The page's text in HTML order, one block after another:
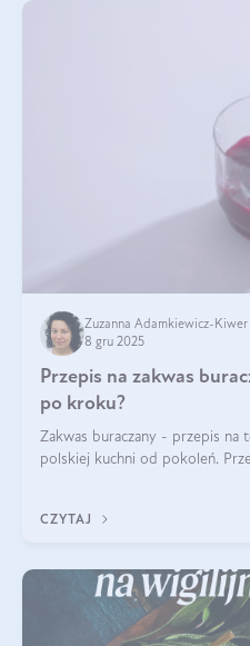
Zuzanna Adamkiewicz-Kiwer
8 gru 2025
Przepis na zakwas
po kroku?
Zakwas buraczany - przepis na
polskiej kuchni od pokoleń.
CZYTAJ